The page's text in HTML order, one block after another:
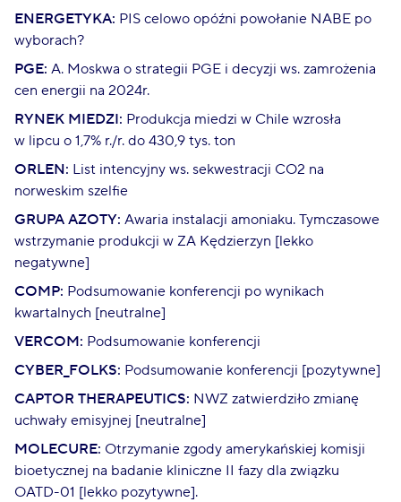
ENERGETYKA: PIS celowo opóźni powołanie NABE po
wyborach?
PGE: A. Moskwa o strategii PGE i decyzji ws. zamrożenia
cen energii na 2024r.
RYNEK MIEDZI: Produkcja miedzi w Chile wzrosła
w lipcu o 1,7% r./r. do 430,9 tys. ton
ORLEN: List intencyjny ws. sekwestracji CO2 na
norweskim szelfie
GRUPA AZOTY: Awaria instalacji amoniaku. Tymczasowe
wstrzymanie produkcji w ZA Kędzierzyn [lekko
negatywne]
COMP: Podsumowanie konferencji po wynikach
kwartalnych [neutralne]
VERCOM: Podsumowanie konferencji
CYBER_FOLKS: Podsumowanie konferencji [pozytywne]
CAPTOR THERAPEUTICS: NWZ zatwierdziło zmianę
uchwały emisyjnej [neutralne]
MOLECURE: Otrzymanie zgody amerykańskiej komisji
bioetycznej na badanie kliniczne II fazy dla związku
OATD-01 [lekko pozytywne].